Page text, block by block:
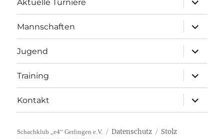
Aktuelle Turniere
öffnen
Mannschaften
öffnen
Jugend
öffnen
Training
öffnen
Kontakt
öffnen
Schachklub „e4“ Gerlingen e.V. Datenschutz
Stolz